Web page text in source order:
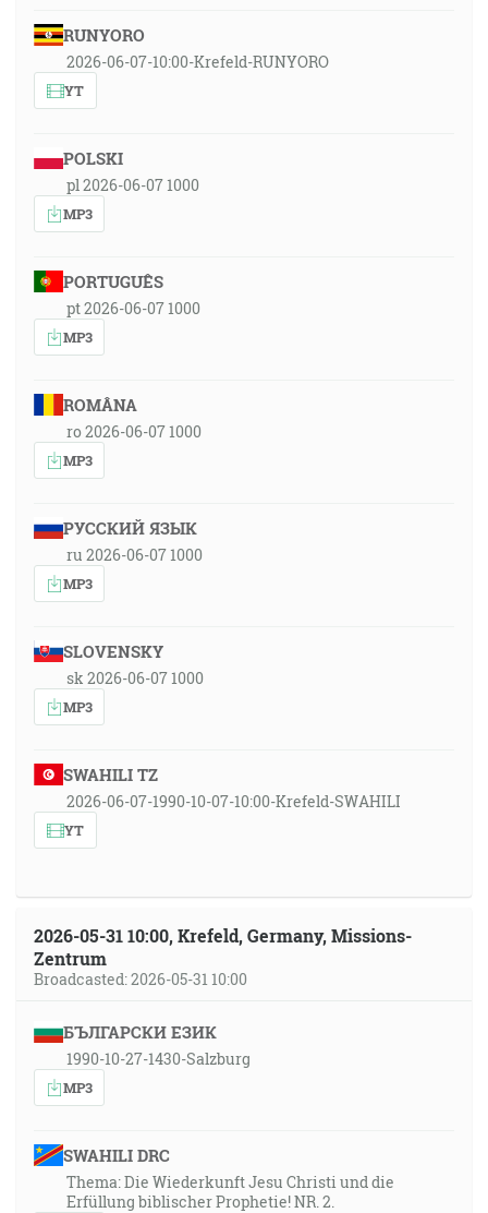
RUNYORO
2026-06-07-10:00-Krefeld-RUNYORO
YT
POLSKI
pl 2026-06-07 1000
MP3
PORTUGUÊS
pt 2026-06-07 1000
MP3
ROMÂNA
ro 2026-06-07 1000
MP3
РУССКИЙ ЯЗЫК
ru 2026-06-07 1000
MP3
SLOVENSKY
sk 2026-06-07 1000
MP3
SWAHILI TZ
2026-06-07-1990-10-07-10:00-Krefeld-SWAHILI
YT
2026-05-31 10:00, Krefeld, Germany, Missions-
Zentrum
Broadcasted: 2026-05-31 10:00
БЪЛГАРСКИ ЕЗИК
1990-10-27-1430-Salzburg
MP3
SWAHILI DRC
Thema: Die Wiederkunft Jesu Christi und die
Erfüllung biblischer Prophetie! NR. 2.